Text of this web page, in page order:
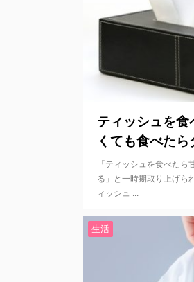
ティッシュを食
くても食べたら
「ティッシュを食べた
る」と一時期取り上げら
ィッシュ ...
生活